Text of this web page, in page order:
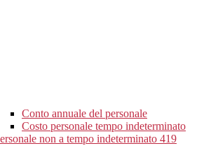
Conto annuale del personale
Costo personale tempo indeterminato
non a tempo indeterminato 419